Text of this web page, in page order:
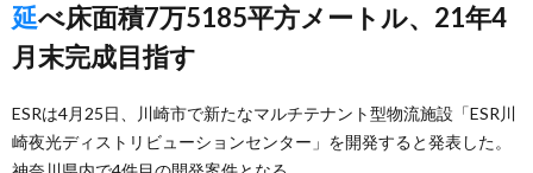
延べ床面積7万5185平方メートル、21年4
月末完成目指す
ESRは4月25日、川崎市で新たなマルチテナント型物流施設「ESR川
崎夜光ディストリビューションセンター」を開発すると発表した。